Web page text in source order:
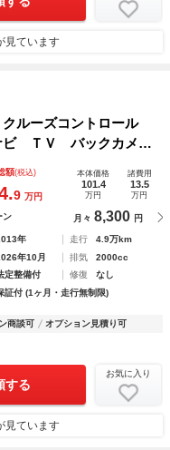
見ています
ルーズコントロール
ビ ＴＶ バックカメ
トヒーター 純正１８
ドルシフト ＨＩＤヘ
額(税込)
9 万円
本体価格
101.4
万円
諸費用
13.5
万円
ン 月々 8,300 円
年 走行
4.9万km
年10月 排気
2000cc
定整備付 修復
なし
証付 (1ヶ月・走行無制限)
商談可 オプション見積り可
する
お気に入り
見ています